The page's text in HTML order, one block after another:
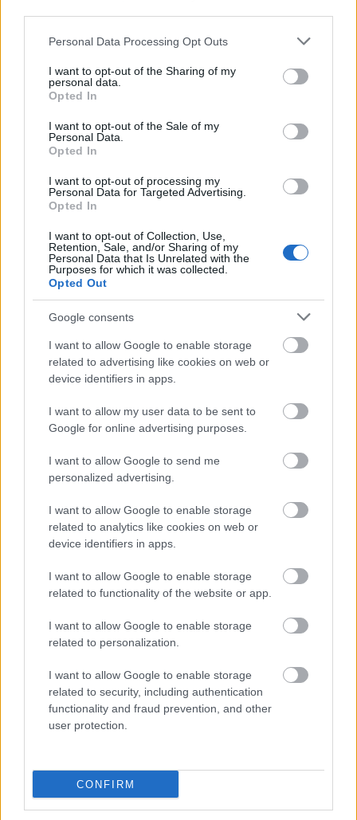
Please note that this website/app uses one or more Google
not limited to your visit or usage behaviour. You may click to
grant or deny consent to Google and its third-party tags to
use your data for below specified purposes in below Google
consent section.
Personal Data Processing Opt Outs
I want to opt-out of the Sharing of my
personal data.
Opted In
I want to opt-out of the Sale of my
Personal Data.
Opted In
I want to opt-out of processing my
Personal Data for Targeted Advertising.
Opted In
I want to opt-out of Collection, Use,
Retention, Sale, and/or Sharing of my
Personal Data that Is Unrelated with the
Purposes for which it was collected.
Opted Out
Google consents
I want to allow Google to enable storage
related to advertising like cookies on web or
device identifiers in apps.
I want to allow my user data to be sent to
Google for online advertising purposes.
I want to allow Google to send me
personalized advertising.
I want to allow Google to enable storage
related to analytics like cookies on web or
device identifiers in apps.
I want to allow Google to enable storage
related to functionality of the website or app.
I want to allow Google to enable storage
related to personalization.
I want to allow Google to enable storage
related to security, including authentication
functionality and fraud prevention, and other
user protection.
CONFIRM
Német örömök
Hajrá, olaszrizling, hajrá, magyarok
Weér Yvo •2007. május 21.
nemrégiben rövid szösszenetben számolt be egy MTI
hír nyomán arról, hogy a németek a nagy nyertesei a
kivesző vörösborérzésnek?).A DPA hírügynökség meg
is ragadta az…
Rizlingreneszánsz
Minden rekordot megdöntött a német
borexport
A német borkivitel értékben 18 százalékkal 561
millió euróra, mennyiségben 10 százalékkal 290
millió literre nőtt a DWI, a német borintézet közlése
szerint – tette közhírré az MTI. A német fehérek
piacvezetők lettek például Norvégiában, az Egyesült
Államokba…
Röfögés, szipogás, köpködés, hadarás, lúdbőr
alföldi merlot•2007. január 23.
A borvideobloggerkedés energikus alapító atyja,
Gary Vaynerchuk brunellókat kóstol és beájul. Aztán
biodinamikusokat, de megőrzi hidegvérét. Végül
szerelmet vall a rajnai rizlingnek, és ismét elalél.
Más: Riojába is beteszi a lábát a chardonnay.
Muszáj? Tartós kéjhullám…
Négy párbaj
Szilveszteri vigasságok klasszisokkal
Az úgy volt, hogy elhatároztuk hárman – én, a Feri